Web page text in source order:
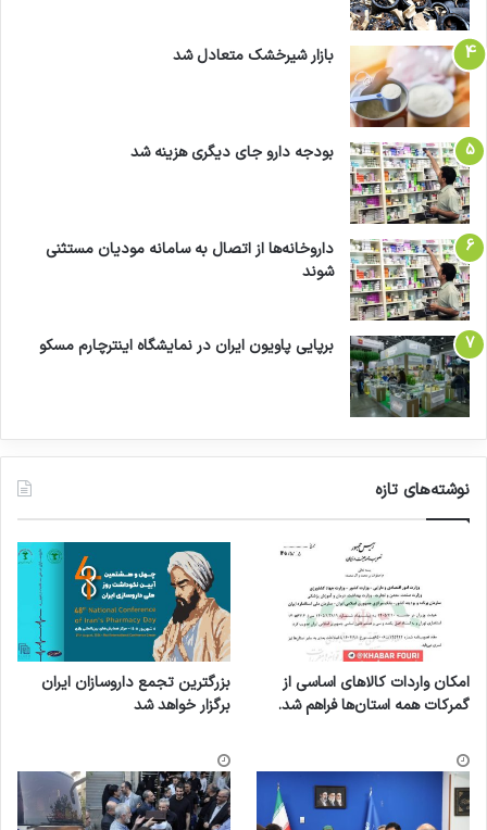
بازار شیرخشک متعادل شد
بودجه دارو جای دیگری هزینه شد
داروخانه‌ها از اتصال به سامانه مودیان مستثنی
شوند
برپایی پاویون ایران در نمایشگاه اینترچارم مسکو
نوشته‌های تازه
امکان واردات کالاهای اساسی از
گمرکات همه استان‌ها فراهم شد.
بزرگترین تجمع داروسازان ایران
برگزار خواهد شد